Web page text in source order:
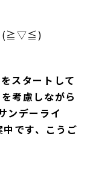
(≧▽≦)
スタートして
考慮しながら
ンデーライ
です、こうご